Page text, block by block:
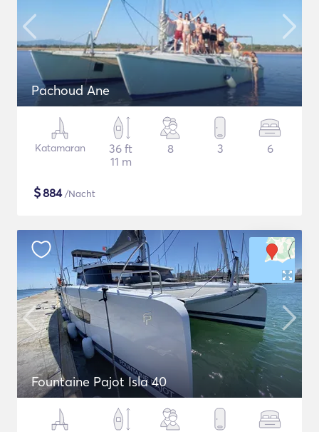
Pachoud Ane
Katamaran
36 ft
11 m
8 3 6
$884/Nacht
Fountaine Pajot Isla 40